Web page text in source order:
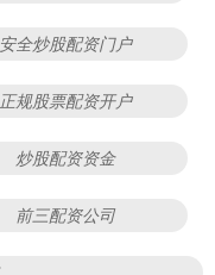
安全炒股配资门户
正规股票配资开户
炒股配资资金
前三配资公司